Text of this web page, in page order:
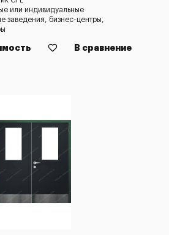
или индивидуальные
заведения, бизнес-центры,
В сравнение